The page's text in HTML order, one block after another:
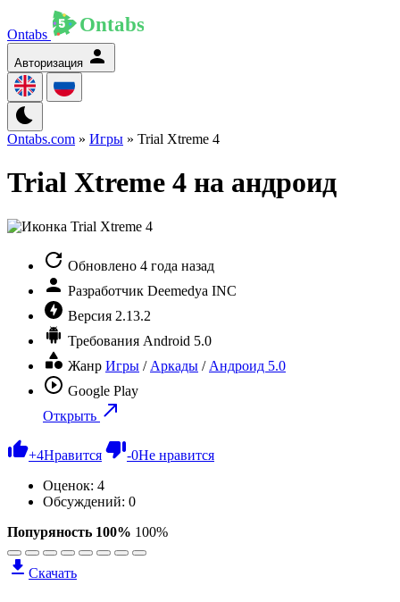
Ontabs
Авторизация
Ontabs.com » Игры » Trial Xtreme 4
Trial Xtreme 4 на андроид
Обновлено 4 года назад
Разработчик Deemedya INC
Версия 2.13.2
Требования Android 5.0
Жанр Игры / Аркады / Андроид 5.0
Google Play
Открыть
+4Нравится -0Не нравится
Оценок: 4
Обсуждений: 0
Попуряность 100% 100%
Скачать